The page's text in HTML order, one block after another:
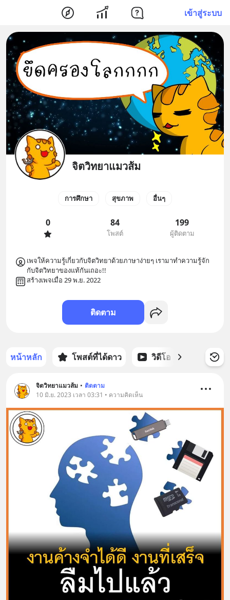
เข้าสู่ระบบ
จิตวิทยาแมวส้ม
การศึกษา สุขภาพ อื่นๆ
0 84
โพสต์
199
ผู้ติดตาม
เพจให้ความรู้เกี่ยวกับจิตวิทยาด้วยภาษาง่ายๆ เรามาทำความรู้จัก
กับจิตวิทยาของแท้กันเถอะ!!
สร้างเพจเมื่อ 29 พ.ย. 2022
ติดตาม
หน้าหลัก โพสต์ที่ได้ดาว วิดีโอ พอดแ
จิตวิทยาแมวส้ม • ติดตาม
10 มิ.ย. 2023 เวลา 03:31 • ความคิดเห็น